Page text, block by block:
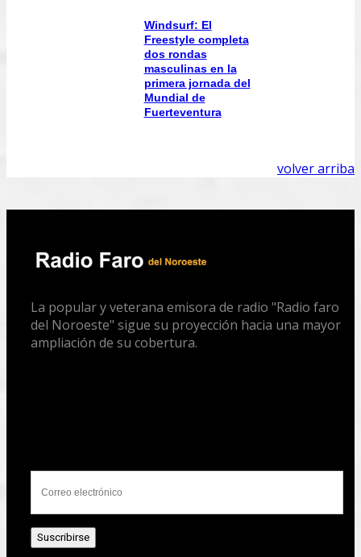
Windsurf: El
Freestyle completa
dos rondas
masculinas en la
primera jornada del
Mundial de
Fuerteventura
volver arriba
La popular y veterana emisora de radio "Radio faro
del Noroeste" sigue su proyección hacia una mayor
ampliación de su cobertura.